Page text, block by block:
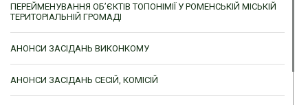
ПЕРЕЙМЕНУВАННЯ ОБ’ЄКТІВ ТОПОНІМІЇ У РОМЕНСЬКІЙ МІСЬКІЙ
ТЕРИТОРІАЛЬНІЙ ГРОМАДІ
АНОНСИ ЗАСІДАНЬ ВИКОНКОМУ
АНОНСИ ЗАСІДАНЬ СЕСІЙ, КОМІСІЙ